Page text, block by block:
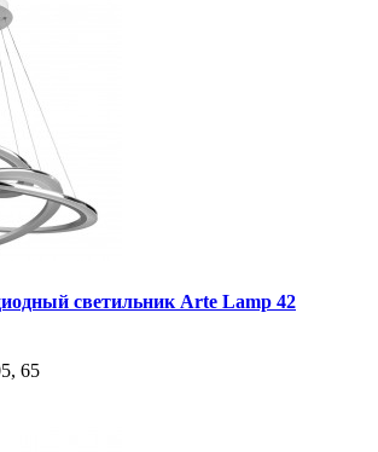
светильник Arte Lamp 42
, 65